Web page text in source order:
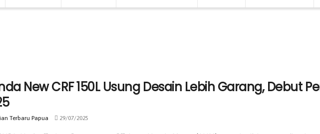
New CRF 150L Usung Desain Lebih Garang, Debut
Terbaru Papua 29/07/2025